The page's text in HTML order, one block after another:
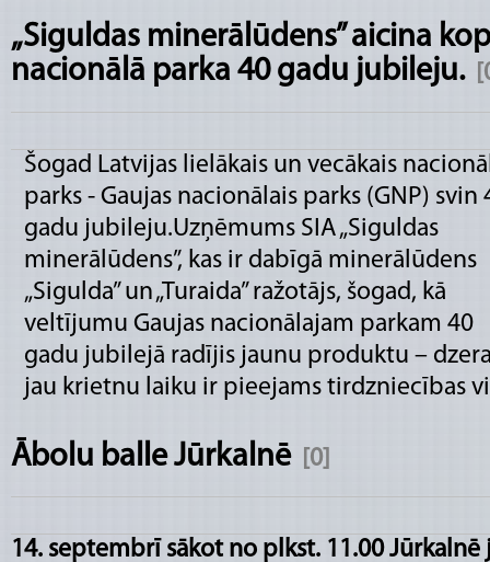
„Siguldas minerālūdens” aicina
nacionālā parka 40 gadu jubileju.
Šogad Latvijas lielākais un vecākais
parks - Gaujas nacionālais parks (GNP) svin
gadu jubileju.Uzņēmums SIA „Siguldas
minerālūdens”, kas ir dabīgā minerālūdens
„Sigulda” un „Turaida” ražotājs, šogad, kā
veltījumu Gaujas nacionālajam parkam 40
gadu jubilejā radījis jaunu produktu –
jau krietnu laiku ir pieejams tirdzniecības
Ābolu balle Jūrkalnē [0]
14. septembrī sākot no plkst. 11.00 Jūrkalnē